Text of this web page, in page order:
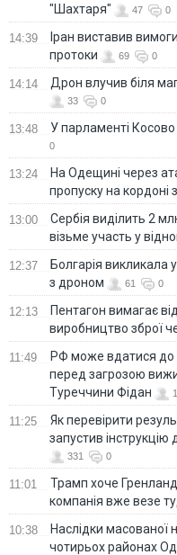
"Шахтаря"
47 0
14:39
Іран виставив
протоки
69 0
14:14 Дрон влучив біля
33 0
13:48 У парламенті
0
13:24
На Одещині через
пропуску на
13:00
Сербія виділить 2
візьме участь у
12:37
Болгарія викликала
з дроном
61 0
12:13
Пентагон вимагає
виробництво зброї
11:49
РФ може вдатися до
перед загрозою
Туреччини Фідан
11:25
Як перевірити
запустив інструкцію
331 0
11:01
Трамп хоче
компанія вже везе
10:38
Наслідки масованої
чотирьох районах